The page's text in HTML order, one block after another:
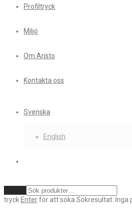
Profiltryck
Miljö
Om Aristo
Kontakta oss
Svenska
English
tryck Enterför att söka Sökresultat: Inga